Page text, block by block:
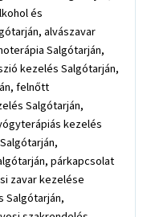
és
alvászavar
Salgótarján,
kezelés Salgótarján,
felnőtt
Salgótarján,
kezelés
párkapcsolat
zavar kezelése
Salgótarján,